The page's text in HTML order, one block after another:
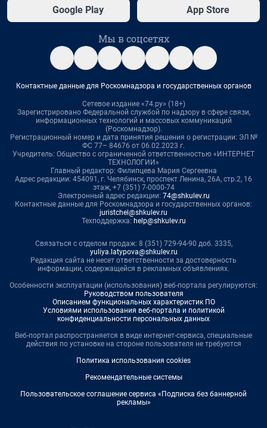
Google Play App Store
Мы в соцсетях
Контактные данные для Роскомнадзора и государственных органов
Сетевое издание «74.ру» (18+)
Зарегистрировано Федеральной службой по надзору в сфере связи,
информационных технологий и массовых коммуникаций
(Роскомнадзор).
Регистрационный номер и дата принятия решения о регистрации: ЭЛ №
ФС 77– 84676 от 06.02.2023 г.
Учредитель: Общество с ограниченной ответственностью «ИНТЕРНЕТ
ТЕХНОЛОГИИ»
Главный редактор: Филипцева Мария Сергеевна
Адрес редакции: 454091, г. Челябинск, проспект Ленина, 26А, стр.2, 16
этаж, +7 (351) 7-0000-74
Электронный адрес редакции: 74@shkulev.ru
Контактные данные для Роскомнадзора и государственных органов:
juristchel@shkulev.ru
Техподдержка: help@shkulev.ru
Связаться с отделом продаж: 8 (351) 729-94-90 доб. 3335,
yuliya.latypova@shkulev.ru
Редакция сайта не несет ответственности за достоверность
информации, содержащейся в рекламных объявлениях.
Особенности эксплуатации (использования) веб-портала регулируются:
Руководством пользователя
Описанием функциональных характеристик ПО
Условиями использования веб-портала и политикой
конфиденциальности персональных данных
Веб-портал распространяется в виде интернет-сервиса, специальные
действия по установке на стороне пользователя не требуются
Политика использования cookies
Рекомендательные системы
Пользовательское соглашение сервиса «Подписка без баннерной
рекламы»